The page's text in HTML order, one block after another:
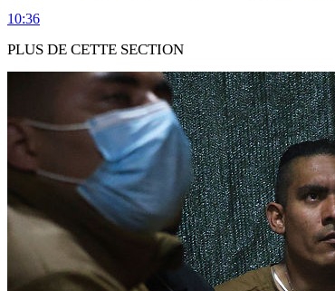
10:36
PLUS DE CETTE SECTION